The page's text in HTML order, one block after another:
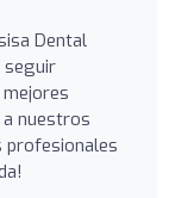
Dental
seguir
nuestros
profesionales